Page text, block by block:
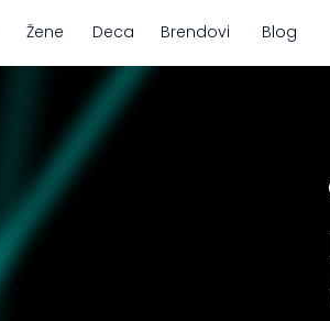
Žene Deca Brendovi Blog